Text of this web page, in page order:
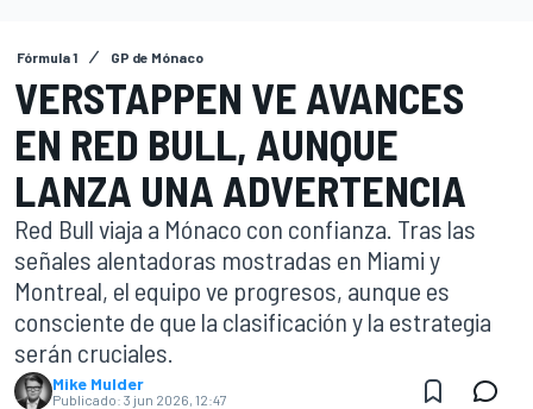
Fórmula 1 GP de Mónaco
VERSTAPPEN VE AVANCES
EN RED BULL, AUNQUE
LANZA UNA ADVERTENCIA
Red Bull viaja a Mónaco con confianza. Tras las
señales alentadoras mostradas en Miami y
Montreal, el equipo ve progresos, aunque es
consciente de que la clasificación y la estrategia
serán cruciales.
Mike Mulder
Publicado: 3 jun 2026, 12:47